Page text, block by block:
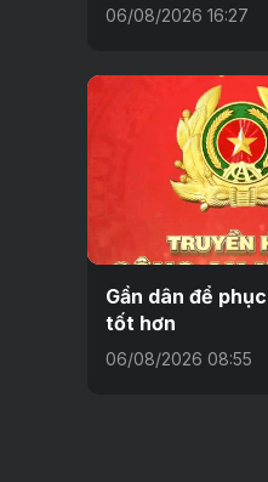
06/08/2026 16:27
Gần dân để
tốt hơn
06/08/2026 08:55